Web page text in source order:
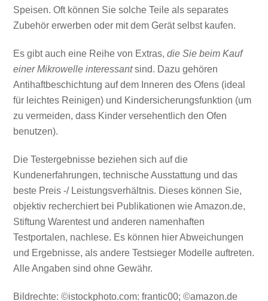
Speisen. Oft können Sie solche Teile als separates
Zubehör erwerben oder mit dem Gerät selbst kaufen.
Es gibt auch eine Reihe von Extras,die Sie beim Kauf
einer Mikrowelle interessantsind. Dazu gehören
Antihaftbeschichtung auf dem Inneren des Ofens (ideal
für leichtes Reinigen) und Kindersicherungsfunktion (um
zu vermeiden, dass Kinder versehentlich den Ofen
benutzen).
Die Testergebnisse beziehen sich auf die
Kundenerfahrungen, technische Ausstattung und das
beste Preis -/ Leistungsverhältnis. Dieses können Sie,
objektiv recherchiert bei Publikationen wie Amazon.de,
Stiftung Warentest und anderen namenhaften
Testportalen, nachlese. Es können hier Abweichungen
und Ergebnisse, als andere Testsieger Modelle auftreten.
Alle Angaben sind ohne Gewähr.
Bildrechte: ©istockphoto.com: frantic00; ©amazon.de